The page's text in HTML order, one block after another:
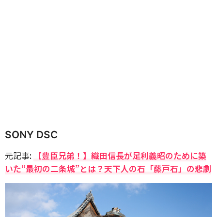
SONY DSC
元記事: 【豊臣兄弟！】織田信長が足利義昭のために築
いた“最初の二条城”とは？天下人の石「藤戸石」の悲劇